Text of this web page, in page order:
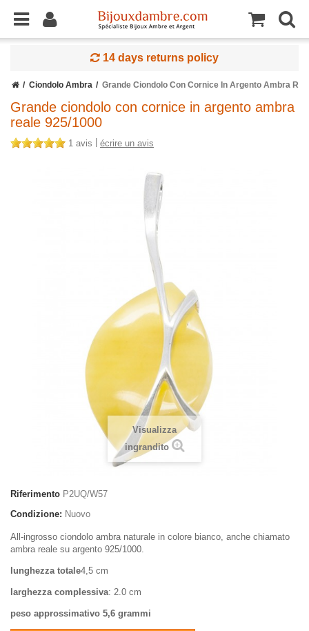
14 days returns policy
Ciondolo Ambra Grande Ciondolo Con Cornice In Argento Ambra
Grande ciondolo con cornice in argento ambra
reale 925/1000
1 avis écrire un avis
Visualizza
ingrandito
Riferimento P2UQ/W57
Condizione: Nuovo
All-ingrosso ciondolo ambra naturale in colore bianco, anche chiamato
ambra reale su argento 925/1000.
lunghezza totale4,5 cm
larghezza complessiva: 2.0 cm
peso approssimativo 5,6 grammi